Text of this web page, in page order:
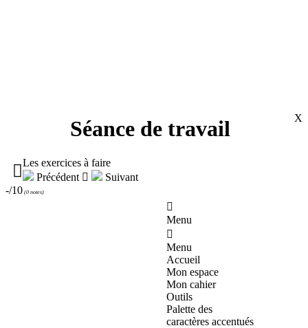
X
Séance de travail
Les exercices à faire
Précédent 
Suivant
-/10 (0 notes)

Menu

Menu
Accueil
Mon espace
Mon cahier
Outils
Palette des
caractères accentués